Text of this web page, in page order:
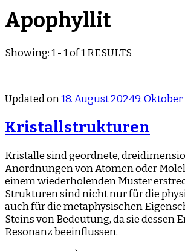
Apophyllit
Showing: 1 - 1 of 1 RESULTS
Updated on18. August 20249. Oktober
Kristallstrukturen
Kristalle sind geordnete,
Anordnungen von Atomen oder
einem wiederholenden Muster
Strukturen sind nicht nur für die
auch für die metaphysischen
Steins von Bedeutung, da sie dessen
Resonanz beeinflussen.